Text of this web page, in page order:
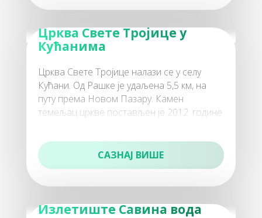
100
Забава
Хотели
Црква Свете Тројице у
Кућанима
Црква Свете Тројице налази се у селу
Кућани. Од Рашке је удаљена 5,5 км, на
путу према Новом Пазару. Камен
темељац цркве постављен је 2012. године
САЗНАЈ ВИШЕ
Излетиште Савина вода